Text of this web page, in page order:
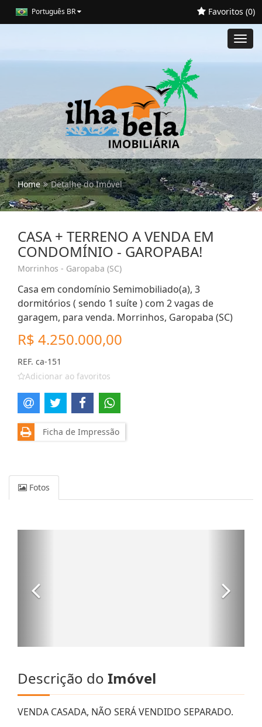
Português BR Favoritos (0)
Home Detalhe do Imóvel
CASA + TERRENO A VENDA EM
CONDOMÍNIO - GAROPABA!
Morrinhos - Garopaba (SC)
Casa em condomínio Semimobiliado(a), 3
dormitórios ( sendo 1 suíte ) com 2 vagas de
garagem, para venda. Morrinhos, Garopaba (SC)
R$ 4.250.000,00
REF. ca-151
Adicionar ao favoritos
Ficha de Impressão
Fotos
Descrição do Imóvel
VENDA CASADA, NÃO SERÁ VENDIDO SEPARADO.